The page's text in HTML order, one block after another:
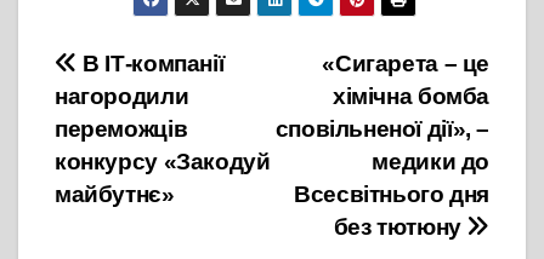
Навігація
записів
«Сигарета – це
хімічна бомба
сповільненої дії», –
медики до
Всесвітнього дня
без тютюну
В ІТ-компанії
нагородили
переможців
конкурсу «Закодуй
майбутнє»